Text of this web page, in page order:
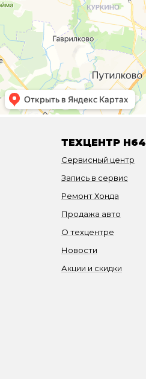
ТЕХЦЕНТР H64
Сервисный центр
Запись в сервис
Ремонт Хонда
Продажа авто
О техцентре
Новости
Акции и скидки